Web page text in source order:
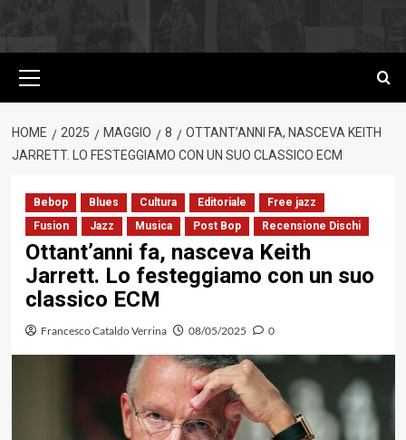
principale
HOME 2025 MAGGIO 8
OTTANT’ANNI FA, NASCEVA KEITH
JARRETT. LO FESTEGGIAMO CON UN SUO CLASSICO ECM
Bebop Blues Cultura Editoriale
Free jazz
Fusion
Jazz Musica Post Bop Recensione Dischi
Ottant’anni fa, nasceva Keith
Jarrett. Lo festeggiamo con un suo
classico ECM
Francesco Cataldo Verrina 08/05/2025 0